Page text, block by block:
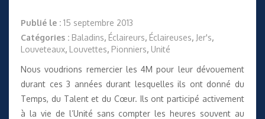
Publié le : 15 septembre 2013
Catégories : Baladins, Éclaireurs, Éclaireuses, Jer's,
Louveteaux, Louvettes, Pionniers, Unité
Nous voudrions remercier les 4M pour leur dévouement
durant ces 3 années durant lesquelles ils ont donné du
Temps, du Talent et du Cœur. Ils ont participé activement
à la vie de l’Unité sans compter les heures souvent au